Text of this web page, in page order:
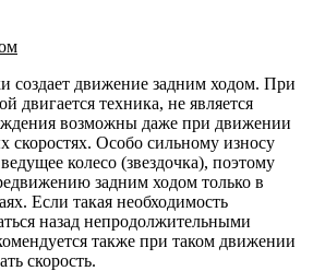
создает движение задним ходом. При
двигается техника, не является
возможны даже при движении
скоростях. Особо сильному износу
колесо (звездочка), поэтому
задним ходом только в
Если такая необходимость
назад непродолжительными
также при таком движении
скорость.